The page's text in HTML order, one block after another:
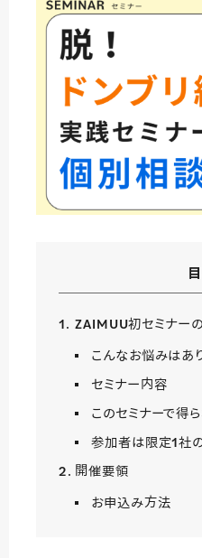
ZAIMUU初セミナーの
こんなお悩みはあ
セミナー内容
このセミナーで得
参加者は限定1社
開催要領
お申込み方法